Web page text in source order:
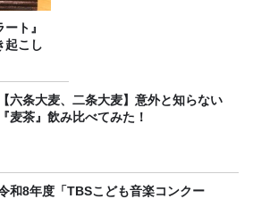
ト』
起こし
【六条大麦、二条大麦】意外と知らない
『麦茶』飲み比べてみた！
和8年度「TBSこども音楽コンクー